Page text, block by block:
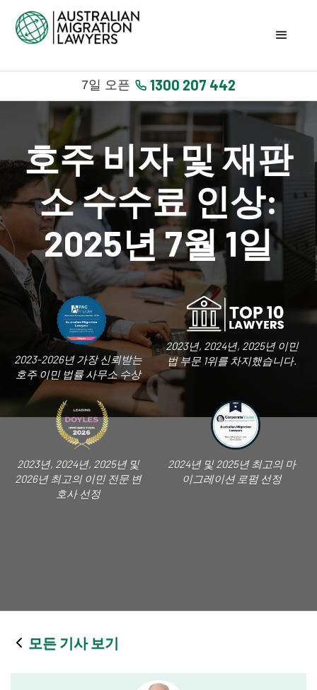
7일 오픈 1300 207 442
호주 비자 및 재판
소 수수료 인상:
2025년 7월 1일
2023-2026년 가장 신뢰받는
호주 이민 법률 사무소 수상
2023년, 2024년, 2025년 이민
법 부문 1위를 차지했습니다.
2023년, 2024년, 2025년 및
2026년 최고의 이민 전문 변
호사 선정
2024년 및 2025년 최고의 마
이그레이션 로펌 선정
모든 기사 보기